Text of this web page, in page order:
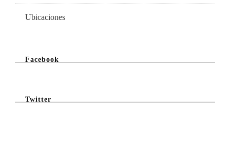
Ubicaciones
Facebook
Twitter